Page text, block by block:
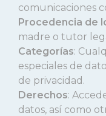
comunicaciones
Procedencia de
madre o tutor
Categorías:
especiales de
de privacidad.
Derechos:
datos, así como